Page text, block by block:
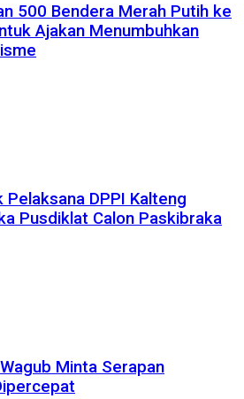
500 Bendera Merah Putih ke
Ajakan Menumbuhkan
Pelaksana DPPI Kalteng
Pusdiklat Calon Paskibraka
Minta Serapan